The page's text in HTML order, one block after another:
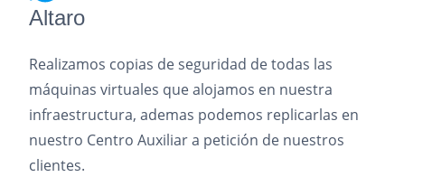
Altaro
Realizamos copias de seguridad de todas las
máquinas virtuales que alojamos en nuestra
infraestructura, ademas podemos replicarlas en
nuestro Centro Auxiliar a petición de nuestros
clientes.